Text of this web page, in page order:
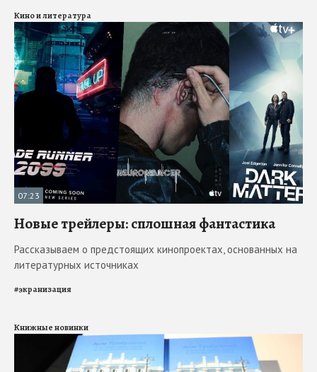
Кино и литература
07:23
Новые трейлеры: сплошная фантастика
Рассказываем о предстоящих кинопроектах, основанных на
литературных источниках
#экранизация
Книжные новинки